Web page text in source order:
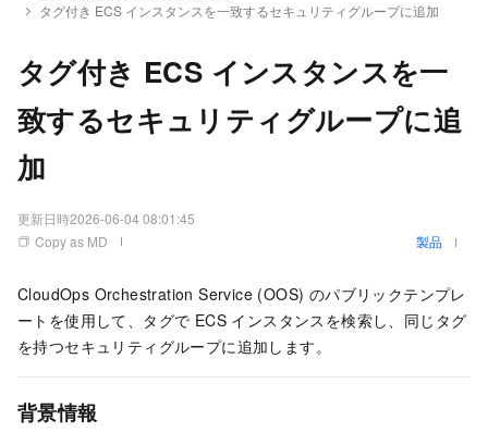
タグ付き ECS インスタンスを一致するセキュリティグループに追加
タグ付き ECS インスタンスを一
致するセキュリティグループに追
加
更新日時2026-06-04 08:01:45
Copy as MD
製品
CloudOps Orchestration Service (OOS) のパブリックテンプレ
ートを使用して、タグで ECS インスタンスを検索し、同じタグ
を持つセキュリティグループに追加します。
背景情報